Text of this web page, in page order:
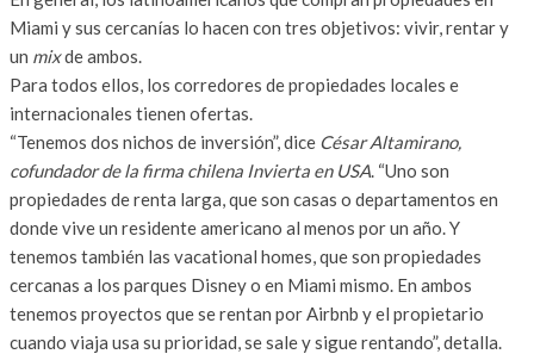
Miami y sus cercanías lo hacen con tres objetivos: vivir, rentar y
un mixde ambos.
Para todos ellos, los corredores de propiedades locales e
internacionales tienen ofertas.
“Tenemos dos nichos de inversión”, dice César Altamirano,
cofundador de la firma chilena Invierta en USA. “Uno son
propiedades de renta larga, que son casas o departamentos en
donde vive un residente americano al menos por un año. Y
tenemos también las vacational homes, que son propiedades
cercanas a los parques Disney o en Miami mismo. En ambos
tenemos proyectos que se rentan por Airbnb y el propietario
cuando viaja usa su prioridad, se sale y sigue rentando”, detalla.